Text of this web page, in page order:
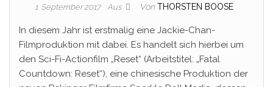
1. September 2017 Aus Von THORSTEN BOOSE
In diesem Jahr ist erstmalig eine Jackie-Chan-
Filmproduktion mit dabei. Es handelt sich hierbei um
den Sci-Fi-Actionfilm „Reset“ (Arbeitstitel: „Fatal
Countdown: Reset“), eine chinesische Produktion der